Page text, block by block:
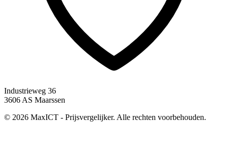
Industrieweg 36
3606 AS Maarssen
© 2026 MaxICT - Prijsvergelijker. Alle rechten voorbehouden.